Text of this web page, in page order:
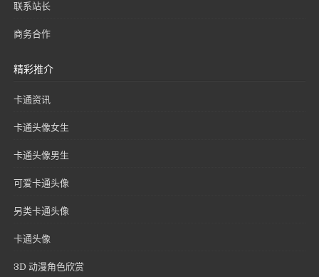
联系站长
商务合作
精彩推介
卡通资讯
卡通头像女生
卡通头像男生
可爱卡通头像
另类卡通头像
卡通头像
3D 动漫角色欣赏